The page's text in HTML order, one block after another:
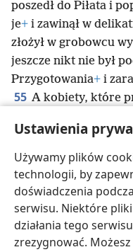
Ustawienia
Używamy plików
technologii, by
doświadczenia
serwisu. Niektóre
działania tego
zrezygnować.
poszedł do Piłata i
je+ i zawinął w
złożył w grobowcu
jeszcze nikt nie był
Przygotowania+ i
55 A kobiety, które
i widziały, jak złożono
wróciły, żeby
i pachnące olejki. Ale
z przykazaniem